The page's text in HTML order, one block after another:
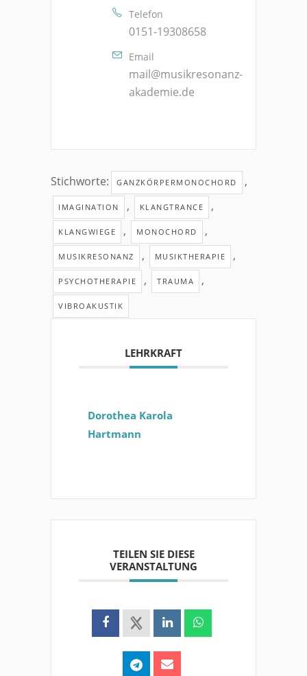
Telefon
0151-19308658
Email
mail@musikresonanz-
akademie.de
Stichworte: GANZKÖRPERMONOCHORD ,
IMAGINATION , KLANGTRANCE ,
KLANGWIEGE , MONOCHORD ,
MUSIKRESONANZ , MUSIKTHERAPIE ,
PSYCHOTHERAPIE , TRAUMA ,
VIBROAKUSTIK
LEHRKRAFT
Dorothea Karola
Hartmann
TEILEN SIE DIESE
VERANSTALTUNG